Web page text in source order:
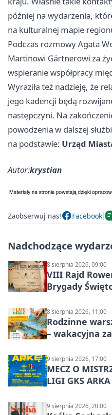
później na wydarzenia,
na kulturalnej mapie
Podczas rozmowy Agata
Martinowi Gärtnerowi za
wspieranie współpracy
Wyraziła też nadzieję, że
jego kadencji będą
następczyni. Na
powodzenia w dalszej
na podstawie: Urząd
Autor:krystian
Zaobserwuj nas! Facebook
Nadchodzące
8 sierpnia 2026, 09:00
VIII Rajd
Brygady
8 sierpnia 2026, 11:00
Rodzinne
– wakacyjna
9 sierpnia 2026, 17:00
MECZ O
LIGI GKS
9 sierpnia 2026, 20:00